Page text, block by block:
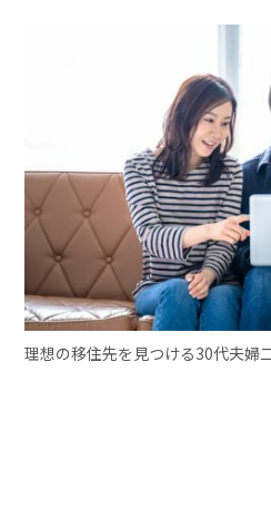
理想の移住先を見つける30代夫婦